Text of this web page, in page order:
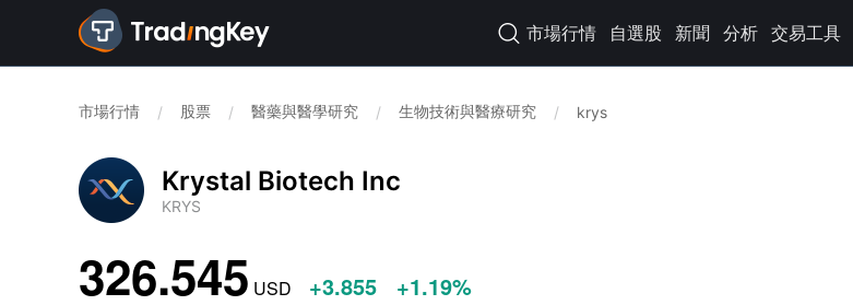
 市場行情 自選股 新聞 分析 交易工具
市場行情 / 股票 / 醫藥與醫學研究 / 生物技術與醫療研究 / krys
Krystal Biotech Inc
KRYS
326.545 USD +3.855 +1.19%